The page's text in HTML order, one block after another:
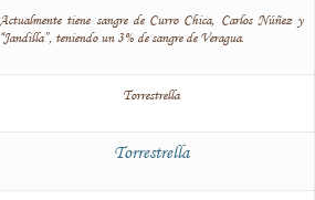
Actualmente tiene sangre de Curro Chica, Carlos Núñez y
“Jandilla”, teniendo un 3% de sangre de Veragua.
Torrestrella
Torrestrella